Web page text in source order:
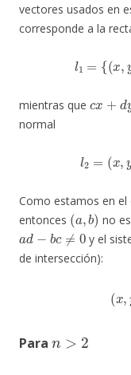
vectores usados en
corresponde a la
l1 x ,
mientras que
y
normal
l x,
Como estamos en el
entonces
(a,b)
no
ad−bc≠ 0
y el
de intersección):
(b
Para